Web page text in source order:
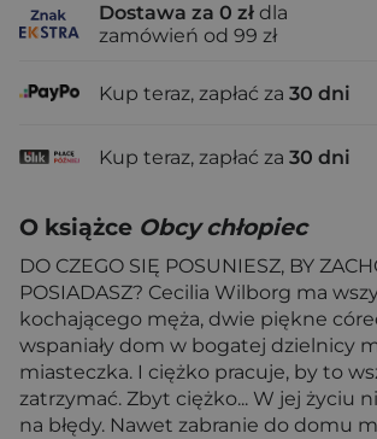
Dostawa za 0 zł dla
zamówień od 99 zł
Kup teraz, zapłać za 30 dni
Kup teraz, zapłać za 30 dni
O książce Obcy chłopiec
DO CZEGO SIĘ POSUNIESZ, BY
POSIADASZ? Cecilia Wilborg ma
kochającego męża, dwie piękne
wspaniały dom w bogatej dzielnicy
miasteczka. I ciężko pracuje, by to
zatrzymać. Zbyt ciężko... W jej życiu
na błędy. Nawet zabranie do domu